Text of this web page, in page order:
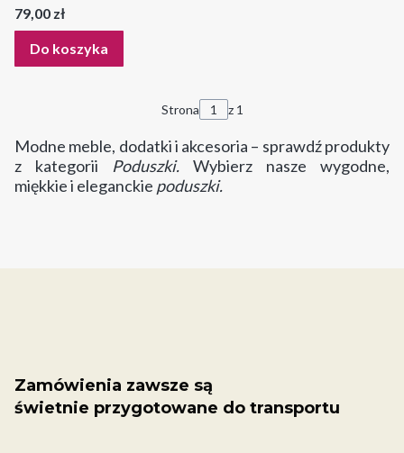
Cena
79,00 zł
Do koszyka
Strona z 1
Modne meble, dodatki i akcesoria – sprawdź produkty
z kategorii Poduszki. Wybierz nasze wygodne,
miękkie i eleganckie poduszki.
Zamówienia zawsze są
świetnie przygotowane do transportu